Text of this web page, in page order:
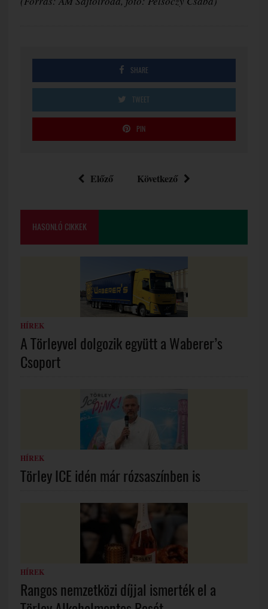
SHARE
TWEET
PIN
Előző Következő
HASONLÓ CIKKEK
HÍREK
A Törleyvel dolgozik együtt a Waberer’s
Csoport
HÍREK
Törley ICE idén már rózsaszínben is
HÍREK
Rangos nemzetközi díjjal ismerték el a